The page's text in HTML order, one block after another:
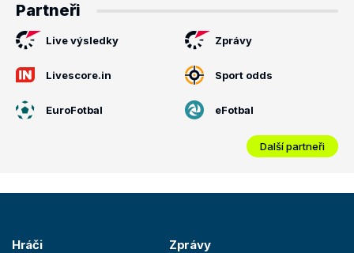
Partneři
Live výsledky Zprávy
Livescore.in Sport odds
EuroFotbal eFotbal
Další partneři
Hráči Zprávy